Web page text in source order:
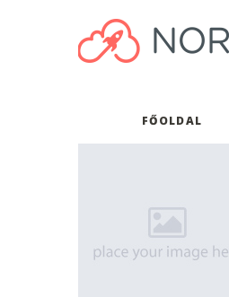
FŐOLDAL